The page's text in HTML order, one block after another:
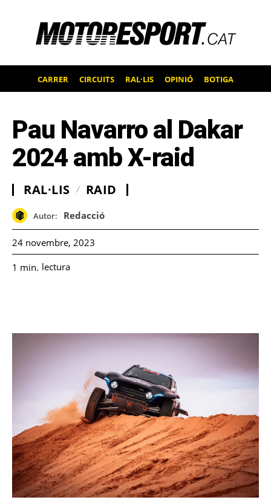
CARRER CIRCUITS RAL·LIS OPINIÓ BOTIGA
Pau Navarro al Dakar
2024 amb X-raid
RAL·LIS RAID
Autor: Redacció
24 novembre, 2023
1 min. lectura